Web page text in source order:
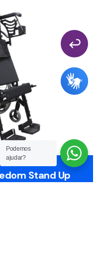
Stand Up
Podemos
ajudar?